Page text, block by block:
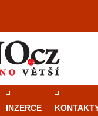
INZERCE